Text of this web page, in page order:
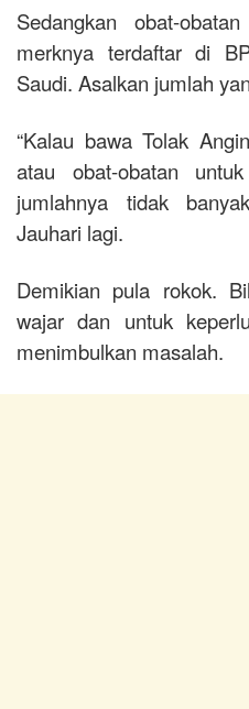
Sedangkan obat-
merknya terdaftar di
Saudi. Asalkan jumlah
“Kalau bawa Tolak
atau obat-obatan
jumlahnya tidak
Jauhari lagi.
Demikian pula rokok.
wajar dan untuk
menimbulkan masalah.